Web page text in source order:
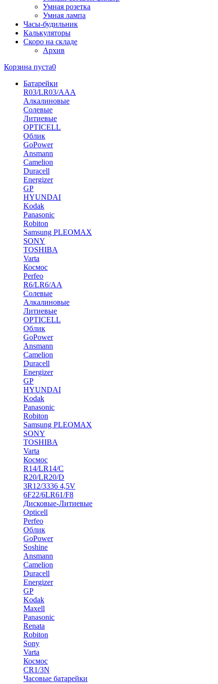
Умная розетка
Умная лампа
Часы-будильник
Калькуляторы
Скоро на складе
Архив
Корзина пуста0
Батарейки
R03/LR03/AAA
Алкалиновые
Солевые
Литиевые
OPTICELL
Облик
GoPower
Ansmann
Camelion
Duracell
Energizer
GP
HYUNDAI
Kodak
Panasonic
Robiton
Samsung PLEOMAX
SONY
TOSHIBA
Varta
Космос
Perfeo
R6/LR6/AA
Солевые
Алкалиновые
Литиевые
OPTICELL
Облик
GoPower
Ansmann
Camelion
Duracell
Energizer
GP
HYUNDAI
Kodak
Panasonic
Robiton
Samsung PLEOMAX
SONY
TOSHIBA
Varta
Космос
R14/LR14/C
R20/LR20/D
3R12/3336 4,5V
6F22/6LR61/F8
Дисковые-Литиевые
Opticell
Perfeo
Облик
GoPower
Soshine
Ansmann
Camelion
Duracell
Energizer
GP
Kodak
Maxell
Panasonic
Renata
Robiton
Sony
Varta
Космос
CR1/3N
Часовые батарейки